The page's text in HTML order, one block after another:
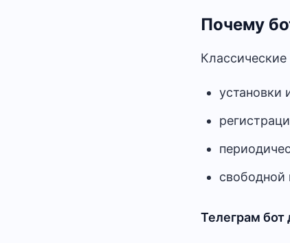
Почему
установки
свободной
Телеграм бот